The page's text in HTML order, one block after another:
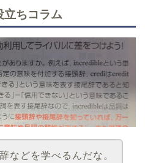
立ちコラム
などを学べるんだな。